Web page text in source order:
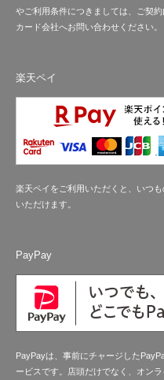
やご利用条件につきましては、ご契
カード会社へお問い合わせください。
楽天ペイ
楽天ペイをご利用いただくと、いつ
いただけます。
PayPay
PayPayは、事前にチャージした
ービスです。店頭だけでなく、オン